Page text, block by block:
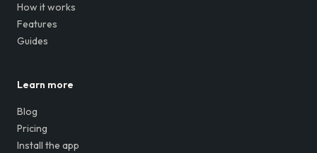
How it works
Features
Guides
Learn more
Blog
Pricing
Install the app